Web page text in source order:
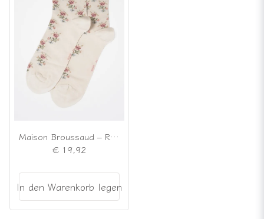
Maison Broussaud – Romantische Strümpfe mit Vintage-Rosen
€ 19,92
In den Warenkorb legen